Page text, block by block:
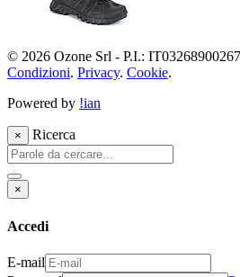
© 2026 Ozone Srl - P.I.:
Condizioni. Privacy. Cookie.
Powered by !ian
× Ricerca
×
Accedi
E-mail